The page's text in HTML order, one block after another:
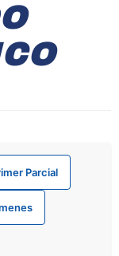
Parcial